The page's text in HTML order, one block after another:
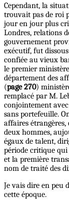
Cependant, la
trouvait pas de roi
jour en jour plus
Londres, relations
gouvernement
exécutif, fut
confiée au vieux
le premier
département des
(page 270)
remplacé par M.
conjointement
sans portefeuille.
affaires étrangères,
deux hommes,
égaux de talent,
période critique
et la première
nom de traité des
Je vais dire en peu
cette époque.